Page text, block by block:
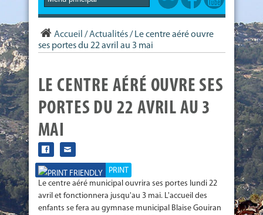
Accueil /Actualités/ Le centre aéré ouvre
ses portes du 22 avril au 3 mai
LE CENTRE AÉRÉ OUVRE SES
PORTES DU 22 AVRIL AU 3
MAI
PRINT
Le centre aéré municipal ouvrira ses portes lundi 22
avril et fonctionnera jusqu'au 3 mai. L'accueil des
enfants se fera au gymnase municipal Blaise Gouiran